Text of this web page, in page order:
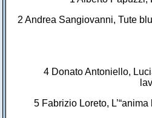
2 Andrea Sangiovanni, Tute
4 Donato Antoniello,
5 Fabrizio Loreto,